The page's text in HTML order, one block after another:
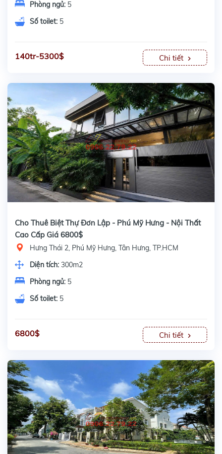
Phòng ngủ: 5
Số toilet: 5
140tr-5300$ Chi tiết
Cho Thuê Biệt Thự Đơn Lập - Phú Mỹ Hưng - Nội Thất
Cao Cấp Giá 6800$
Hưng Thái 2, Phú Mỹ Hưng, Tân Hưng, TP.HCM
Diện tích: 300m2
Phòng ngủ: 5
Số toilet: 5
6800$ Chi tiết